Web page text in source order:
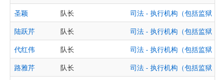
圣颖
队长
司法 - 执行机构（包括监狱
陆跃芹
队长
司法 - 执行机构（包括监狱
代红伟
队长
司法 - 执行机构（包括监狱
路雅芹
队长
司法 - 执行机构（包括监狱